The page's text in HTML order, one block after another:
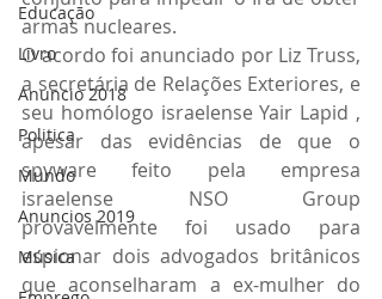
Educação
Livro
Anuncio 2018
Politica
Mundo
Anuncios 2019
Música
armas nucleares.
O acordo foi anunciado por Liz Truss,
a secretária de Relações Exteriores, e
seu homólogo israelense Yair Lapid ,
apesar das evidências de que o
spyware feito pela empresa
israelense NSO Group
provavelmente foi usado para
espionar dois advogados britânicos
que aconselharam a ex-mulher do